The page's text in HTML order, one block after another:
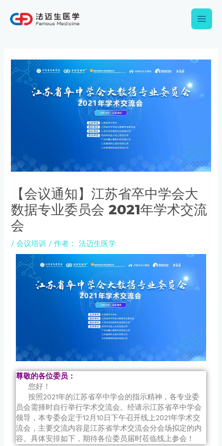
Main
【会议通知】江苏省卒中学会大
数据专业委员会 2021年学术交流
会
/会议培训 / 作者： 法迈生医学
尊敬的各位委员：
您好！
按照2021年的江苏省卒中学会的指示精神，各专业委
员会需择时自行举行学术交流会。经请示江苏省卒中学会
领导，本专委会定于12月10日下午召开线上2021年学术交
流会，主要交流内容是江苏省学术交流会分会场拟定的内
容。具体安排如下，期待各位委员届时莅临线上参会！